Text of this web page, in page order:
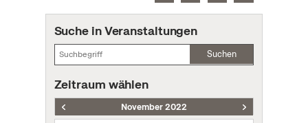
Suche in Veranstaltungen
Suchen
Zeitraum wählen
November 2022